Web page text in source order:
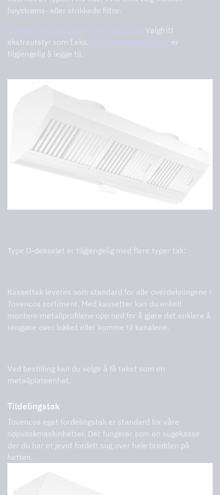
høystrøms- eller strikkede filtre.
Se våre filterhus under fanen filterhus. Valgfritt
ekstrautstyr som f.eks. Ansulex slokkesystem er
tilgjengelig å legge til.
Type D-dekselet er tilgjengelig med flere typer tak:
Kassettak leveres som standard for alle overdekningene i
Tovencos sortiment. Med kassetter kan du enkelt
montere metallprofilene opp ned for å gjøre det enklere å
rengjøre over lokket eller komme til kanalene.
Ved bestilling kan du velge å få taket som en
metallplateenhet.
Tildelingstak
Tovencos eget fordelingstak er standard for våre
oppvaskmaskinhetter. Det fungerer som en sugekasse
der du har et jevnt fordelt sug over hele bredden på
hetten.